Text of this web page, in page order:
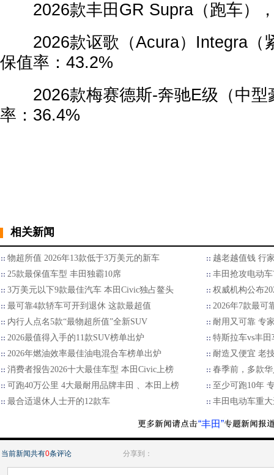
2026款丰田GR Supra（跑车）
2026款讴歌（Acura）Integra（
保值率：43.2%
2026款梅赛德斯-奔驰E级（中型
率：36.4%
相关新闻
物超所值 2026年13款低于3万美元的新车
越老越值钱 行
25款最保值车型 丰田独霸10席
丰田抢攻电动
3万美元以下9款最佳汽车 本田Civic独占鳌头
权威机构公布
最可靠4款轿车可开到退休 这款最超值
2026年7款最可
内行人点名5款“最物超所值”全新SUV
耐用又可靠 专
2026最值得入手的11款SUV榜单出炉
特斯拉车vs丰
2026年燃油效率最佳油电混合车榜单出炉
耐造又便宜 老
消费者报告2026十大最佳车型 本田Civic上榜
春季前，多款
可跑40万公里 4大最耐用品牌丰田 、本田上榜
至少可跑10年
最合适退休人士开的12款车
丰田电动车重
“丰田”
当前新闻共有0条评论 分享到：